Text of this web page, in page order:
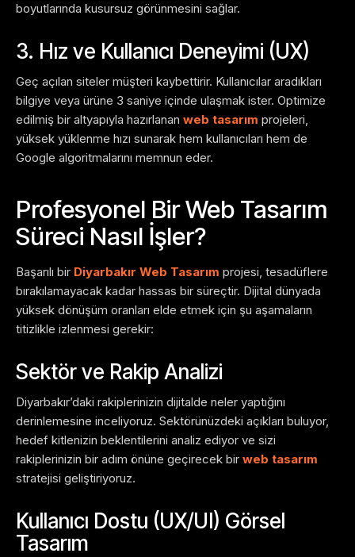
boyutlarında kusursuz görünmesini sağlar.
3. Hız ve Kullanıcı Deneyimi (UX)
Geç açılan siteler müşteri kaybettirir. Kullanıcılar aradıkları
bilgiye veya ürüne 3 saniye içinde ulaşmak ister. Optimize
edilmiş bir altyapıyla hazırlanan web tasarım projeleri,
yüksek yüklenme hızı sunarak hem kullanıcıları hem de
Google algoritmalarını memnun eder.
Profesyonel Bir Web Tasarım
Süreci Nasıl İşler?
Başarılı bir Diyarbakır Web Tasarım projesi, tesadüflere
bırakılamayacak kadar hassas bir süreçtir. Dijital dünyada
yüksek dönüşüm oranları elde etmek için şu aşamaların
titizlikle izlenmesi gerekir:
Sektör ve Rakip Analizi
Diyarbakır’daki rakiplerinizin dijitalde neler yaptığını
derinlemesine inceliyoruz. Sektörünüzdeki açıkları buluyor,
hedef kitlenizin beklentilerini analiz ediyor ve sizi
rakiplerinizin bir adım önüne geçirecek bir web tasarım
stratejisi geliştiriyoruz.
Kullanıcı Dostu (UX/UI) Görsel
Tasarım